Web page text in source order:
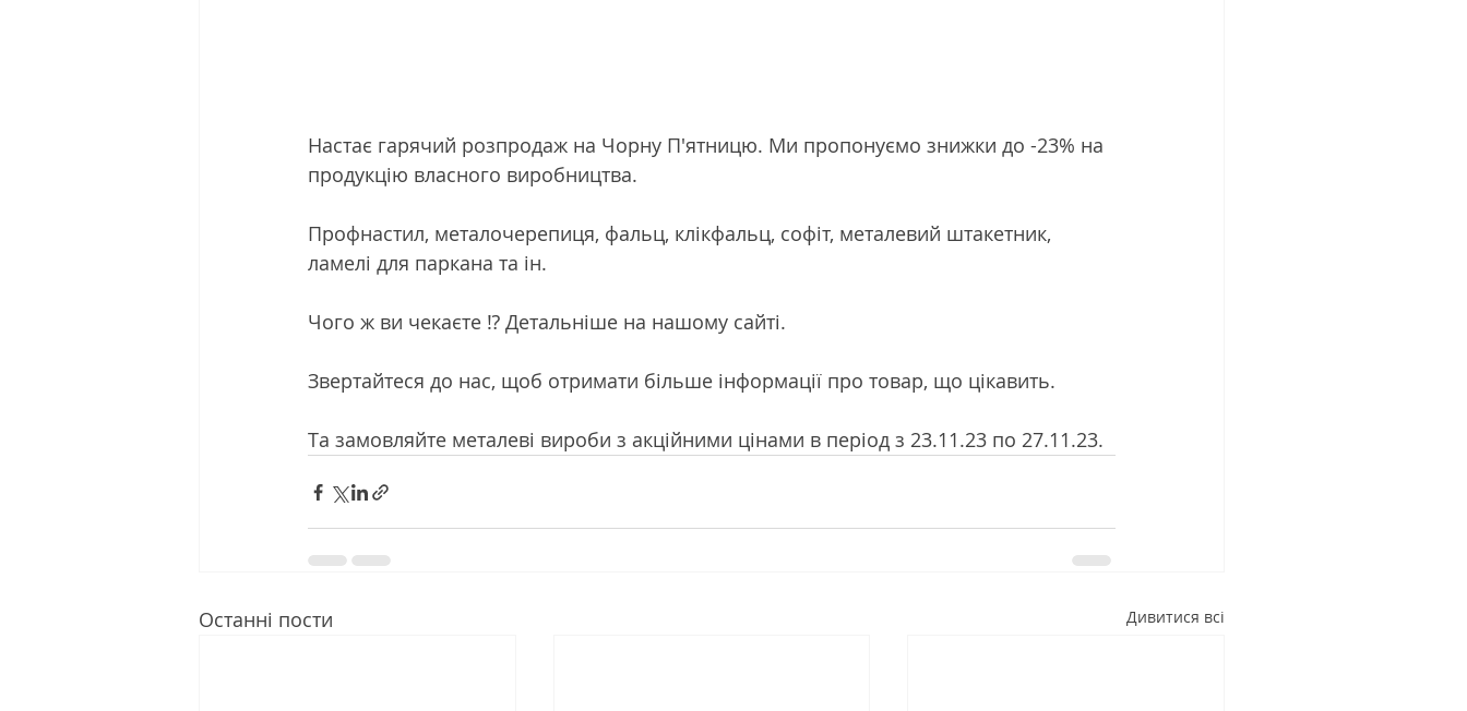
Настає гарячий розпродаж на Чорну П'ятницю. Ми пропонуємо знижки до -23% на
продукцію власного виробництва.
Профнастил, металочерепиця, фальц, клікфальц, софіт, металевий штакетник,
ламелі для паркана та ін.
Чого ж ви чекаєте ⁉️ Детальніше на нашому сайті.
Звертайтеся до нас, щоб отримати більше інформації про товар, що цікавить.
Та замовляйте металеві вироби з акційними цінами в період з 23.11.23 по 27.11.23.
Останні пости Дивитися всі